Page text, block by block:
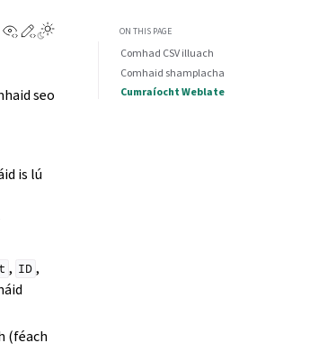
View this page
Edit this page
seo
is lú
, ID ,
(féach
ON THIS PAGE
Comhad CSV illuach
Comhaid shamplacha
Cumraíocht Weblate